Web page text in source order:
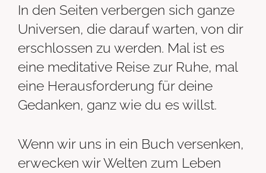
In den Seiten verbergen sich ganze
Universen, die darauf warten, von dir
erschlossen zu werden. Mal ist es
eine meditative Reise zur Ruhe, mal
eine Herausforderung für deine
Gedanken, ganz wie du es willst.
Wenn wir uns in ein Buch versenken,
erwecken wir Welten zum Leben